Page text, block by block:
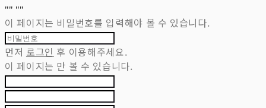
"" ""
이 페이지는 비밀번호를 입력해야 볼 수 있습니다.
먼저 로그인 후 이용해주세요.
이 페이지는 만 볼 수 있습니다.